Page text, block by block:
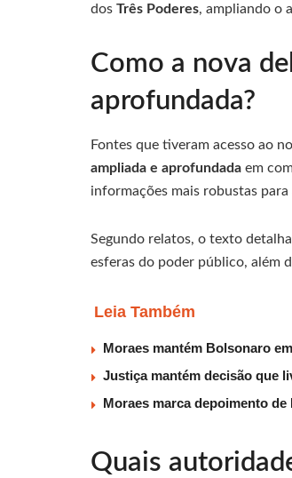
dos Três Poderes, ampliando o
Como a nova
aprofundada?
Fontes que tiveram acesso ao
ampliada e aprofundada em
informações mais robustas
Segundo relatos, o texto
esferas do poder público, além
Leia Também
Moraes mantém Bolsonaro
Justiça mantém decisão que
Moraes marca depoimento
Quais